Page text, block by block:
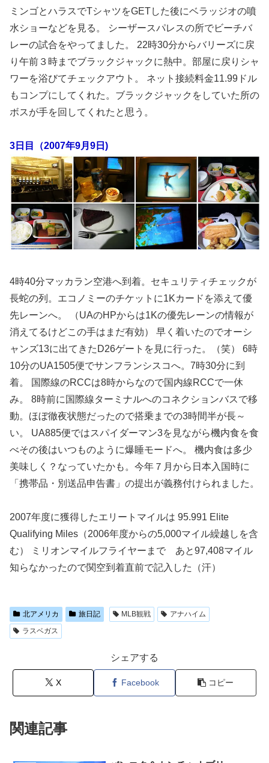
ミンゴとハラスでTシャツをGETした後にベラッジオの噴
水ショーなどを見る。 シーザースパレスの所でビーチバ
レーの試合をやってました。 22時30分からバリーズに戻
り午前３時までブラックジャックに熱中。部屋に戻りシャ
ワーを浴びてチェックアウト。 ネット接続料金11.99ドル
もコンプにしてくれた。ブラックジャックをしていた所の
ボスが手を回してくれたと思う。
3日目（2007年9月9日)
4時40分マッカラン空港へ到着。セキュリティチェックが
長蛇の列。エコノミーのチケットに1Kカードを添えて優
先レーンへ。 （UAのHPからは1Kの優先レーンの情報が
消えてるけどこの手はまだ有効） 早く着いたのでオーシ
ャンズ13に出てきたD26ゲートを見に行った。（笑） 6時
10分のUA1505便でサンフランシスコへ。7時30分に到
着。 国際線のRCCは8時からなので国内線RCCで一休
み。 8時前に国際線ターミナルへのコネクションバスで移
動。ほぼ徹夜状態だったので搭乗までの3時間半が長～
い。 UA885便ではスパイダーマン3を見ながら機内食を食
べその後はいつものように爆睡モードへ。 機内食は多少
美味しく？なっていたかも。今年７月から日本入国時に
「携帯品・別送品申告書」の提出が義務付けられました。
2007年度に獲得したエリートマイルは 95.991 Elite
Qualifying Miles（2006年度からの5,000マイル繰越しを含
む） ミリオンマイルフライヤーまで あと97,408マイル
知らなかったので関空到着直前で記入した（汗）
北アメリカ 旅日記 MLB観戦
アナハイム
ラスベガス
シェアする
X Facebook コピー
関連記事